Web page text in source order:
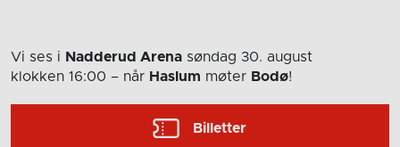
Vi ses i Nadderud Arena søndag 30. august
klokken 16:00 – når Haslum møter Bodø!
Billetter